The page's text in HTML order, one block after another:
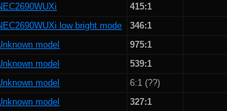
415:1
low bright mode
346:1
model
975:1
model
539:1
model
6:1 (??)
model
327:1